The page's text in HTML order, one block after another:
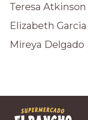
Teresa Atkinson
Elizabeth Garcia
Mireya Delgado